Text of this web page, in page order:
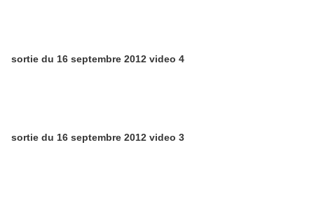
sortie du 16 septembre 2012 video 4
sortie du 16 septembre 2012 video 3